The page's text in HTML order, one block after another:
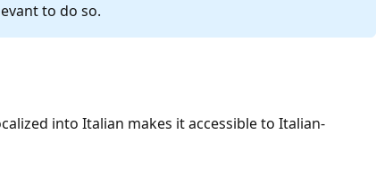
to do so.
into Italian makes it accessible to Italian-